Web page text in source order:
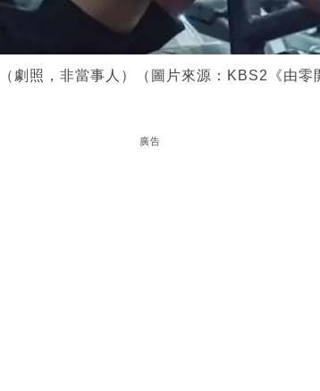
劇照，非當事人）（圖片來源：KBS2《由零
廣告